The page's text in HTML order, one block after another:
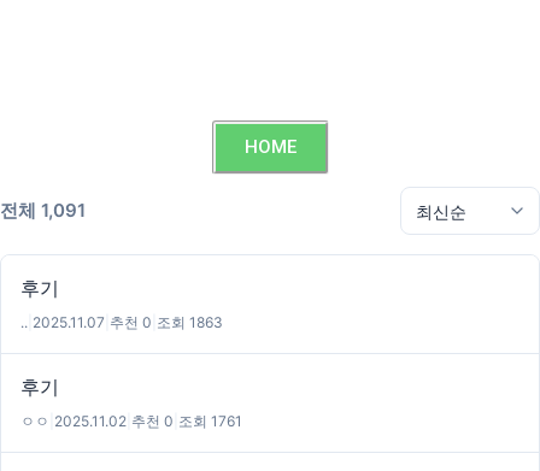
HOME
전체 1,091
후기
.. 2025.11.07 추천 0 조회 1863
후기
ㅇㅇ 2025.11.02 추천 0 조회 1761